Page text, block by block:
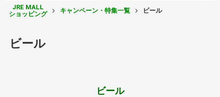
JRE MALL
ショッピング
キャンペーン・特集一覧 ビール
ビール
ビール